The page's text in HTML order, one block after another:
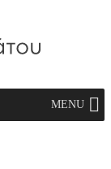
MENU